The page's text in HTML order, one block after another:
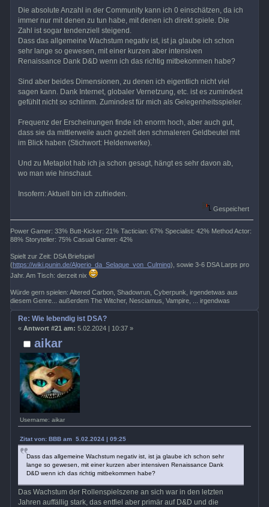
Die absolute Anzahl in der Community kann ich 0 einschätzen, da ich
immer nur mit denen zu tun habe, mit denen ich direkt spiele. Die
Zahl ist sogar tendenziell steigend.
Dass das allgemeine Wachstum negativ ist, ist ja glaube ich schon
sehr lange so gewesen, mit einer kurzen aber intensiven
Renaissance Dank D&D wenn ich das richtig mitbekommen habe?
Sind aber beides Dimensionen, zu denen ich eigentlich nicht viel
sagen kann. Dank Internet, globaler Vernetzung, etc. ist es zumindest
gefühlt nicht so schlimm. Zumindest für mich als Gelegenheitsspieler.
Frequenz der Erscheinungen finde ich enorm hoch, aber auch gut,
dass sie da mittlerweile auch gezielt den schmaleren Geldbeutel mit
im Blick haben (Stichwort: Heldenwerke).
Und zu Metaplot hab ich ja schon gesagt, hängt es sehr davon ab,
wo man wie hinschaut.
Insofern: Aktuell bin ich zufrieden.
Gespeichert
Power Gamer: 33% Butt-Kicker: 21% Tactician: 67% Specialist: 42% Method Actor:
88% Storyteller: 75% Casual Gamer: 42%
Spielt zur Zeit: DSA Briefspiel
(https://wiki.punin.de/Algerio_da_Selaque_von_Culming), sowie 3-6 DSA Larps pro
Jahr. Am Tisch: derzeit nix
Würde gern spielen: Altered Carbon, Shadowrun, Cyberpunk, irgendetwas aus
diesem Genre... außerdem The Witcher, Nesciamus, Vampire, ... irgendwas
aikar
Username: aikar
Re: Wie lebendig ist DSA?
« Antwort #21 am: 5.02.2024 | 10:37 »
Zitat von: BBB am 5.02.2024 | 09:25
Dass das allgemeine Wachstum negativ ist, ist ja glaube ich schon sehr
lange so gewesen, mit einer kurzen aber intensiven Renaissance Dank
D&D wenn ich das richtig mitbekommen habe?
Das Wachstum der Rollenspielszene an sich war in den letzten
Jahren auffällig stark, das entfiel aber primär auf D&D und die